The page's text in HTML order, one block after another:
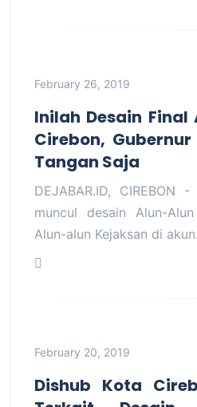
February 26, 2019
Inilah Desain
Cirebon,
Tangan Saja
DEJABAR.ID, CIREBON
muncul desain Alun-
Alun-alun Kejaksan di
February 20, 2019
Dishub Kota